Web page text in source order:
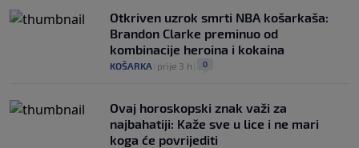
Otkriven uzrok smrti NBA košarkaša:
Brandon Clarke preminuo od
kombinacije heroina i kokaina
KOŠARKA prije 3 h 0
Ovaj horoskopski znak važi za
najbahatiji: Kaže sve u lice i ne mari
koga će povrijediti